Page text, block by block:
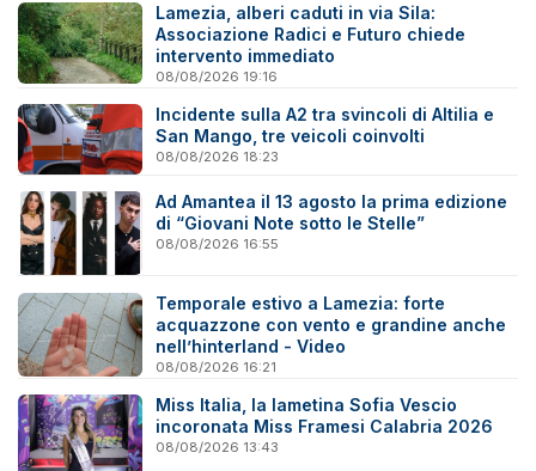
Lamezia, alberi caduti in via Sila:
Associazione Radici e Futuro chiede
intervento immediato
08/08/2026 19:16
Incidente sulla A2 tra svincoli di Altilia e
San Mango, tre veicoli coinvolti
08/08/2026 18:23
Ad Amantea il 13 agosto la prima edizione
di “Giovani Note sotto le Stelle”
08/08/2026 16:55
Temporale estivo a Lamezia: forte
acquazzone con vento e grandine anche
nell’hinterland - Video
08/08/2026 16:21
Miss Italia, la lametina Sofia Vescio
incoronata Miss Framesi Calabria 2026
08/08/2026 13:43